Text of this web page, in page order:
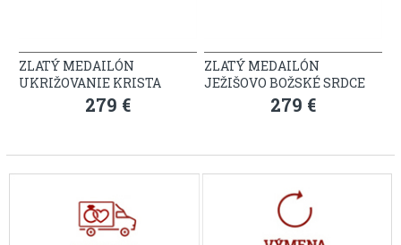
ZLATÝ MEDAILÓN
UKRIŽOVANIE KRISTA
279 €
ZLATÝ MEDAILÓN
JEŽIŠOVO BOŽSKÉ SRDCE
279 €